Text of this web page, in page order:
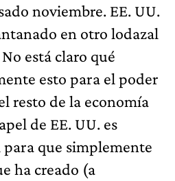
noviembre. EE. UU.
en otro lodazal
está claro qué
esto para el poder
resto de la economía
de EE. UU. es
que simplemente
ha creado (a